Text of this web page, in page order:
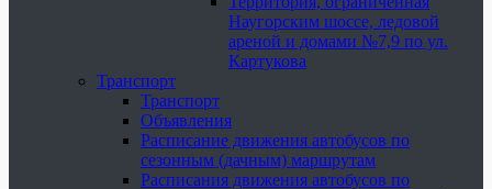
Наугорским шоссе, ледовой
ареной и домами №7,9 по ул.
Картукова
Транспорт
Транспорт
Объявления
Расписание движения автобусов по
сезонным (дачным) маршрутам
Расписания движения автобусов по